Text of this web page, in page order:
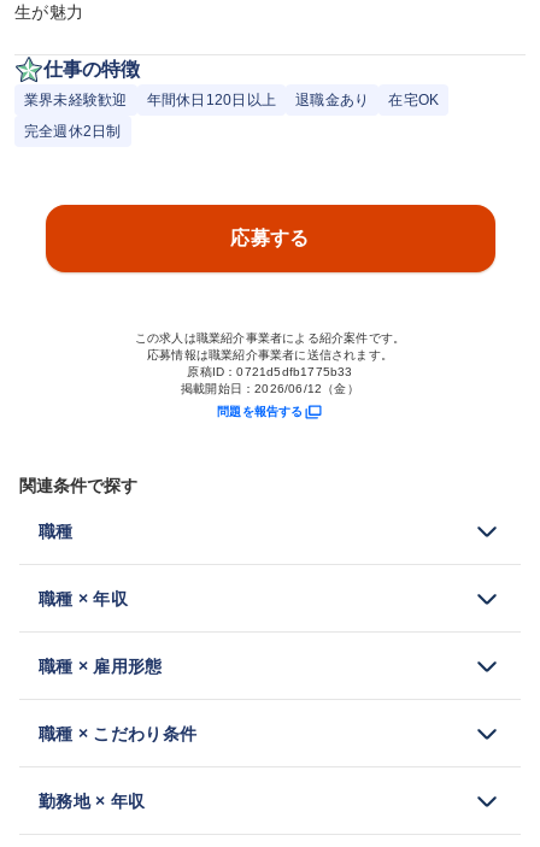
生が魅力
仕事の特徴
業界未経験歓迎 年間休日120日以上 退職金あり
在宅OK
完全週休2日制
応募する
この求人は職業紹介事業者による紹介案件です。
応募情報は職業紹介事業者に送信されます。
原稿ID：0721d5dfb1775b33
掲載開始日：2026/06/12（金）
問題を報告する
関連条件で探す
職種
職種 × 年収
職種 × 雇用形態
職種 × こだわり条件
勤務地 × 年収